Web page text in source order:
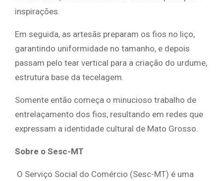
inspirações.
Em seguida, as artesãs preparam os fios no liço,
garantindo uniformidade no tamanho, e depois
passam pelo tear vertical para a criação do urdume,
estrutura base da tecelagem.
Somente então começa o minucioso trabalho de
entrelaçamento dos fios, resultando em redes que
expressam a identidade cultural de Mato Grosso.
Sobre o Sesc-MT
O Serviço Social do Comércio (Sesc-MT) é uma